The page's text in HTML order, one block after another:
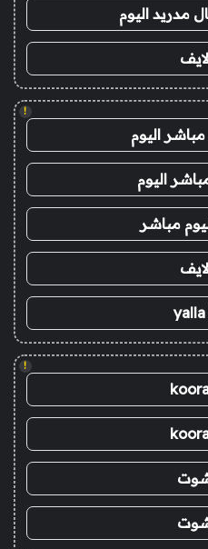
مدريد اليوم
!
اليوم
اليوم
مباشر
!
شوت
شوت